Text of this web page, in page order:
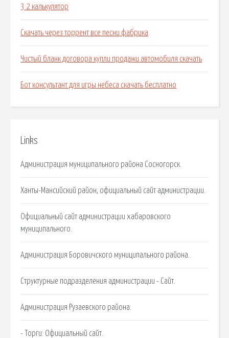
3 2 калькулятор
Скачать через торрент все песни фабрика
Чистый бланк договора купли продажи автомобиля скачать
Бот консультант для игры небеса скачать бесплатно
Links
Администрация муниципального района Сосногорск.
Ханты-Мансийский район, официальный сайт администрации.
Официальный сайт администрации хабаровского
муниципального.
Администрация Боровичского муниципального района.
Структурные подразделения администрации - Сайт.
Администрация Рузаевского района.
- Торги: Официальный сайт.